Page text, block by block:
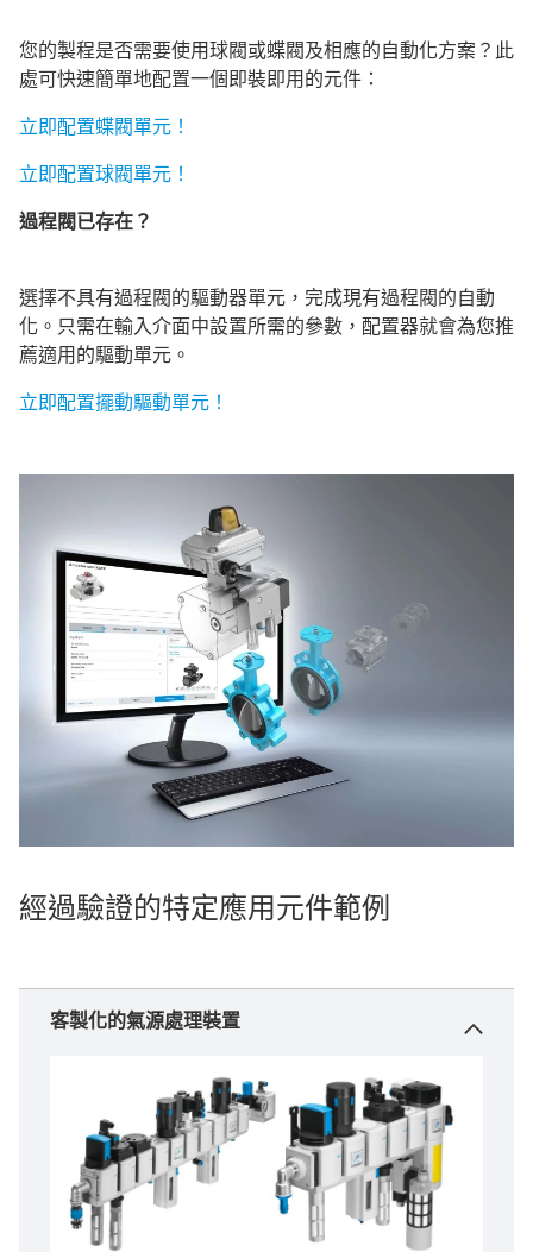
您的製程是否需要使用球閥或蝶閥及相應的自動化方案？此
處可快速簡單地配置一個即裝即用的元件：
立即配置蝶閥單元！
立即配置球閥單元！
過程閥已存在？
選擇不具有過程閥的驅動器單元，完成現有過程閥的自動
化。只需在輸入介面中設置所需的參數，配置器就會為您推
薦適用的驅動單元。
立即配置擺動驅動單元！
經過驗證的特定應用元件範例
客製化的氣源處理裝置